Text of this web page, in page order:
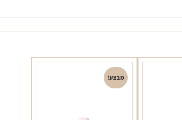
מבצע!